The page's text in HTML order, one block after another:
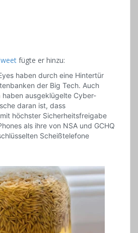
fügte er hinzu:
haben durch eine Hintertür
der Big Tech. Auch
haben ausgeklügelte Cyber-
daran ist, dass
höchster Sicherheitsfreigabe
als ihre von NSA und GCHQ
Scheißtelefone